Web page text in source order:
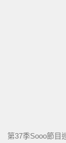
第37季Sooo節目